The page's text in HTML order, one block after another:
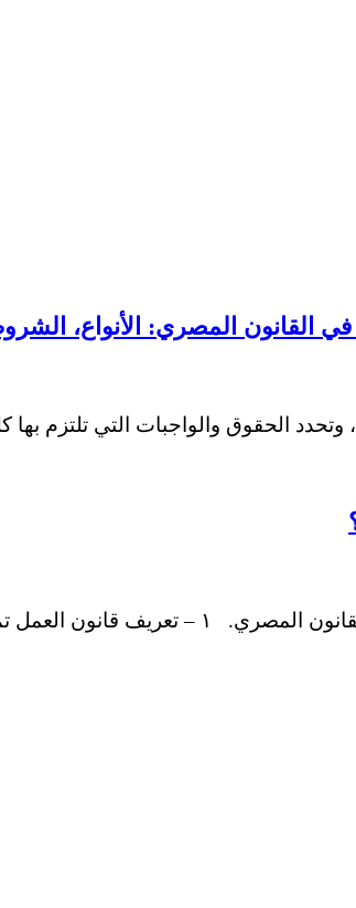
المصري: الأنواع،
وتحدد الحقوق والواجبات التي تلتزم
قانون العمل لتكون